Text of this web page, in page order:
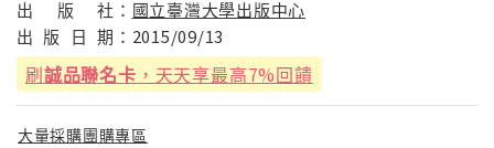
出
版 社： 國立臺灣大學出版中心
出 版 日 期： 2015/09/13
刷誠品聯名卡 ，天天享最高7%回饋
大量採購團購專區